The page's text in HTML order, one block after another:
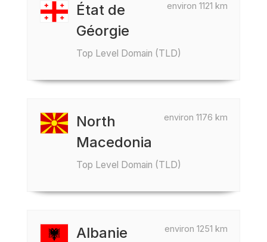
environ 1121 km
État de
Géorgie
Top Level Domain (TLD)
environ 1176 km
North
Macedonia
Top Level Domain (TLD)
environ 1251 km
Albanie